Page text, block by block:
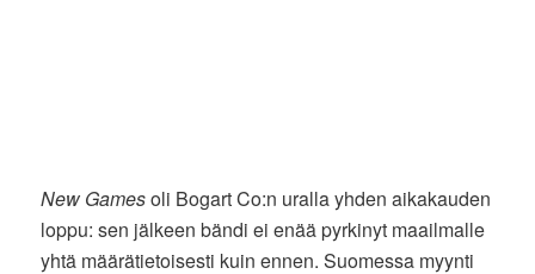
New Gamesoli Bogart Co:n uralla yhden aikakauden
loppu: sen jälkeen bändi ei enää pyrkinyt maailmalle
yhtä määrätietoisesti kuin ennen. Suomessa myynti